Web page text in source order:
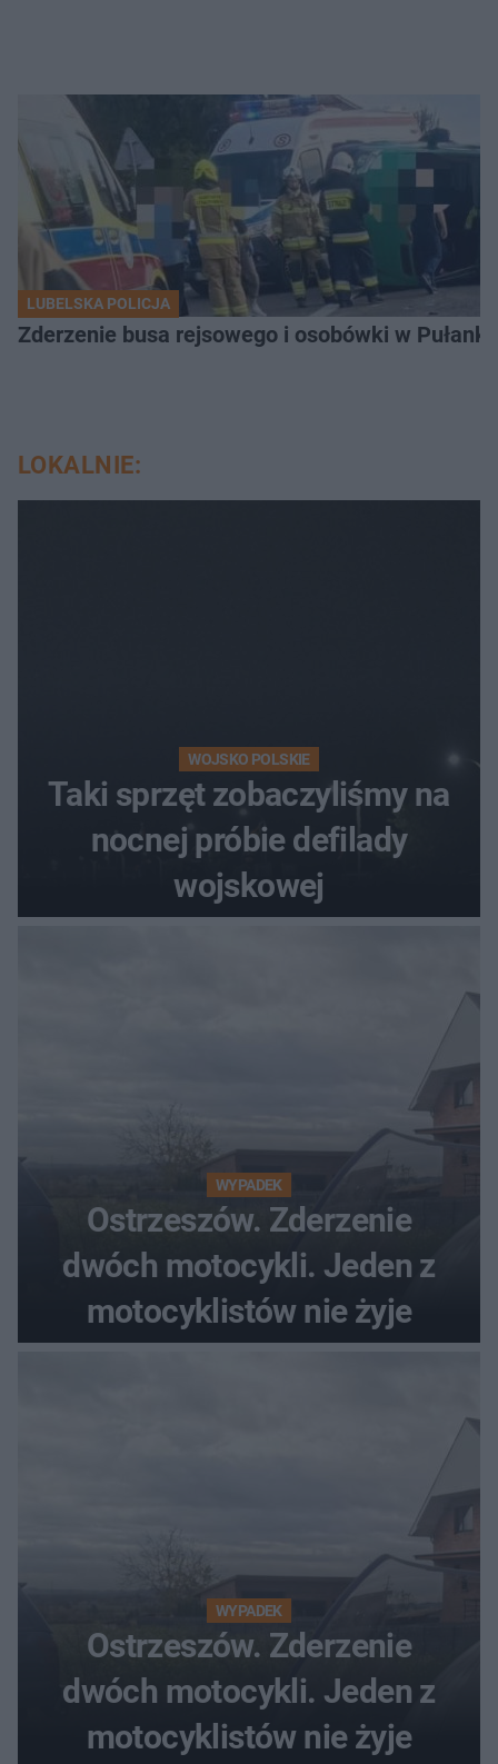
LUBELSKA POLICJA
Zderzenie busa rejsowego i osobówki w
LOKALNIE:
WOJSKO POLSKIE
Taki sprzęt zobaczyliśmy na
nocnej próbie defilady
wojskowej
WYPADEK
Ostrzeszów. Zderzenie
dwóch motocykli. Jeden z
motocyklistów nie żyje
WYPADEK
Ostrzeszów. Zderzenie
dwóch motocykli. Jeden z
motocyklistów nie żyje